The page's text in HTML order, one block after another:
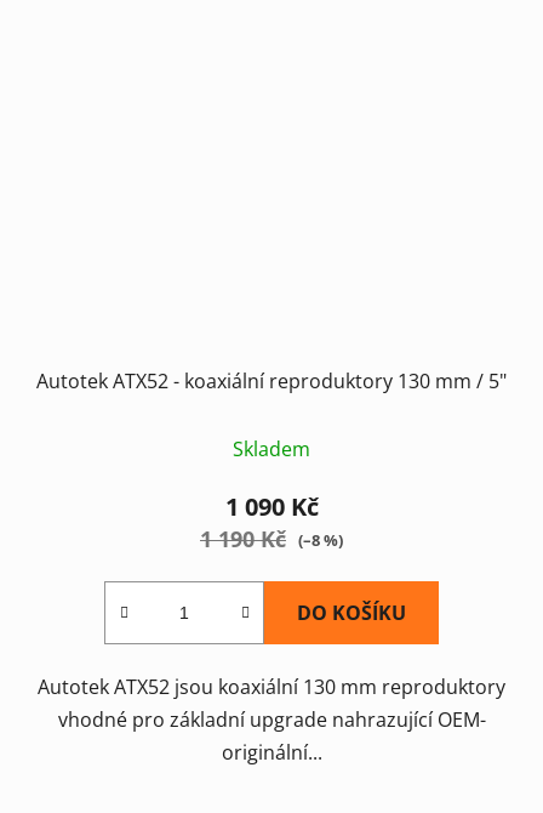
Autotek ATX52 - koaxiální reproduktory 130 mm / 5"
Skladem
1 090 Kč
1 190 Kč (–8 %)
DO KOŠÍKU
Autotek ATX52 jsou koaxiální 130 mm reproduktory
vhodné pro základní upgrade nahrazující OEM-
originální...